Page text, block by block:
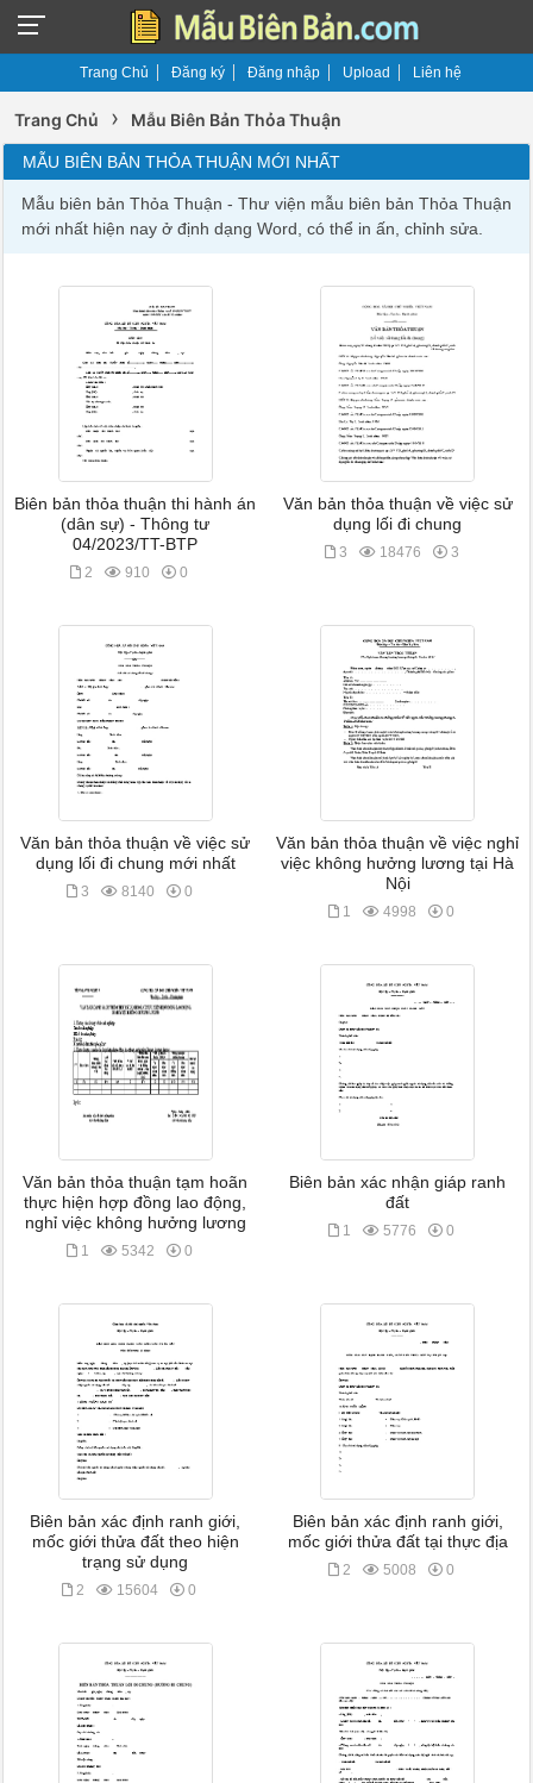
Trang Chủ Đăng ký Đăng nhập Upload Liên hệ
Trang Chủ › Mẫu Biên Bản Thỏa Thuận
MẪU BIÊN BẢN THỎA THUẬN MỚI NHẤT
Mẫu biên bản Thỏa Thuận - Thư viện mẫu biên bản Thỏa Thuận
mới nhất hiện nay ở định dạng Word, có thể in ấn, chỉnh sửa.
Biên bản thỏa thuận thi hành án
(dân sự) - Thông tư
04/2023/TT-BTP
2 910 0
Văn bản thỏa thuận về việc sử
dụng lối đi chung
3 18476 3
Văn bản thỏa thuận về việc sử
dụng lối đi chung mới nhất
3 8140 0
Văn bản thỏa thuận về việc nghỉ
việc không hưởng lương tại Hà
Nội
1 4998 0
Văn bản thỏa thuận tạm hoãn
thực hiện hợp đồng lao động,
nghỉ việc không hưởng lương
1 5342 0
Biên bản xác nhận giáp ranh
đất
1 5776 0
Biên bản xác định ranh giới,
mốc giới thửa đất theo hiện
trạng sử dụng
2 15604 0
Biên bản xác định ranh giới,
mốc giới thửa đất tại thực địa
2 5008 0